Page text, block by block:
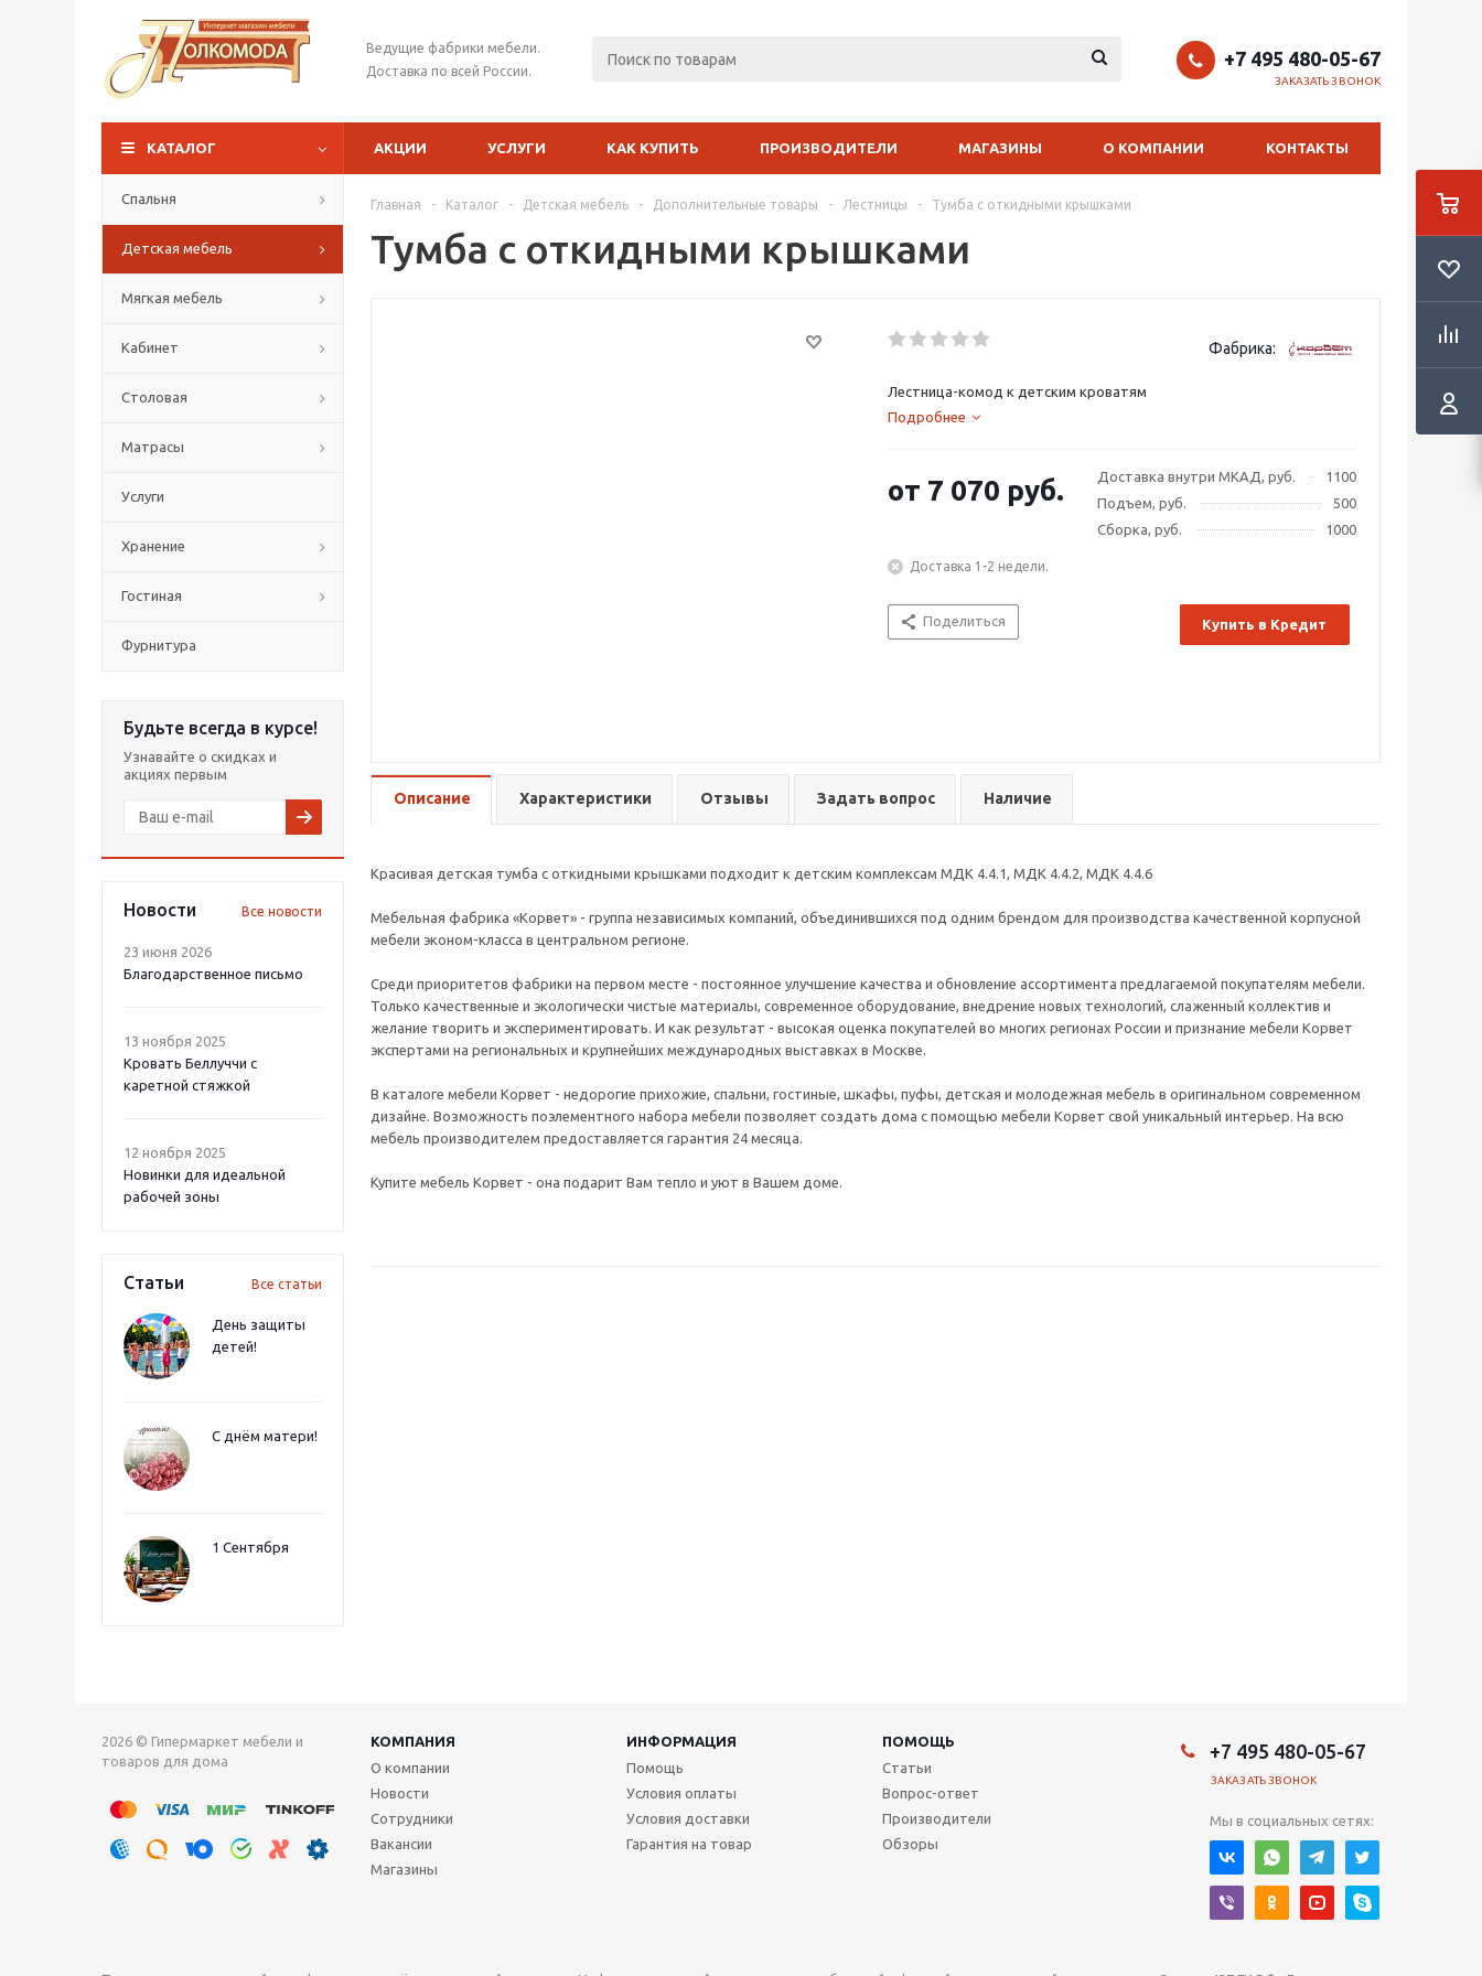
Ведущие фабрики мебели.
Доставка по всей России.
+7 495 480-05-67
ЗАКАЗАТЬ ЗВОНОК
КАТАЛОГ АКЦИИ УСЛУГИ КАК КУПИТЬ ПРОИЗВОДИТЕЛИ МАГАЗИНЫ О КОМПАНИИ КОНТАКТЫ
Спальня
Детская мебель
Мягкая мебель
Кабинет
Столовая
Матрасы
Услуги
Хранение
Гостиная
Фурнитура
Будьте всегда в курсе!
Узнавайте о скидках и
акциях первым
Новости Все новости
23 июня 2026
Благодарственное письмо
13 ноября 2025
Кровать Беллуччи с
каретной стяжкой
12 ноября 2025
Новинки для идеальной
рабочей зоны
Статьи Все статьи
День защиты
детей!
С днём матери!
1 Сентября
Главная - Каталог - Детская мебель - Дополнительные товары - Лестницы - Тумба с откидными крышками
Тумба с откидными крышками
Фабрика:
Лестница-комод к детским кроватям
Подробнее
Доставка внутри МКАД, руб.
1100
Подъем, руб.
500
Сборка, руб.
1000
от 7 070 руб.
Доставка 1-2 недели.
Поделиться Купить в Кредит
Описание Характеристики Отзывы Задать вопрос Наличие
Красивая детская тумба с откидными крышками подходит к детским комплексам МДК 4.4.1, МДК 4.4.2, МДК 4.4.6
Мебельная фабрика «Корвет» - группа независимых компаний, объединившихся под одним брендом для производства качественной корпусной
мебели эконом-класса в центральном регионе.
Среди приоритетов фабрики на первом месте - постоянное улучшение качества и обновление ассортимента предлагаемой покупателям мебели.
Только качественные и экологически чистые материалы, современное оборудование, внедрение новых технологий, слаженный коллектив и
желание творить и экспериментировать. И как результат - высокая оценка покупателей во многих регионах России и признание мебели Корвет
экспертами на региональных и крупнейших международных выставках в Москве.
В каталоге мебели Корвет - недорогие прихожие, спальни, гостиные, шкафы, пуфы, детская и молодежная мебель в оригинальном современном
дизайне. Возможность поэлементного набора мебели позволяет создать дома с помощью мебели Корвет свой уникальный интерьер. На всю
мебель производителем предоставляется гарантия 24 месяца.
Купите мебель Корвет - она подарит Вам тепло и уют в Вашем доме.
2026 © Гипермаркет мебели и
товаров для дома
КОМПАНИЯ ИНФОРМАЦИЯ
ПОМОЩЬ
О компании
Новости
Сотрудники
Вакансии
Магазины
Помощь
Условия оплаты
Условия доставки
Гарантия на товар
Статьи
Вопрос-ответ
Производители
Обзоры
+7 495 480-05-67
ЗАКАЗАТЬ ЗВОНОК
Мы в социальных сетях: